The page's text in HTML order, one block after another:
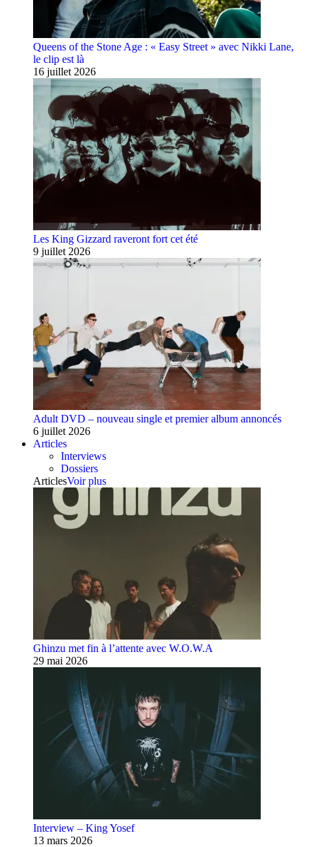
Queens of the Stone Age : « Easy Street » avec Nikki Lane,
le clip est là
16 juillet 2026
Les King Gizzard raveront fort cet été
9 juillet 2026
Adult DVD – nouveau single et premier album annoncés
6 juillet 2026
Articles
Interviews
Dossiers
ArticlesVoir plus
Ghinzu met fin à l’attente avec W.O.W.A
29 mai 2026
Interview – King Yosef
13 mars 2026